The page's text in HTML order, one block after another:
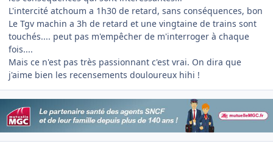
L'intercité atchoum a 1h30 de retard, sans conséquences, bon
Le Tgv machin a 3h de retard et une vingtaine de trains sont
touchés.... peut pas m'empêcher de m'interroger à chaque
fois....
Mais ce n'est pas très passionnant c'est vrai. On dira que
j'aime bien les recensements douloureux hihi !